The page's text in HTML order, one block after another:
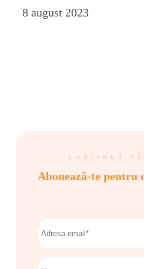
8 august 2023
continuă
Abonează-te pentru